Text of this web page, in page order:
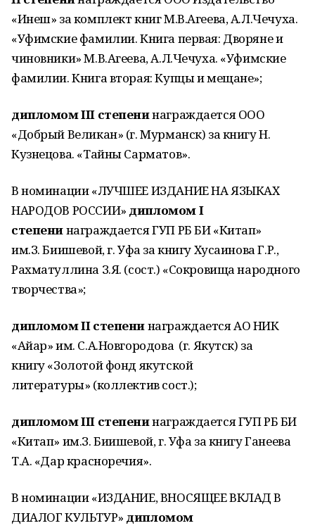
«Инеш» за комплект книг М.В.Агеева, А.Л.Чечуха.
«Уфимские фамилии. Книга первая: Дворяне и
чиновники» М.В.Агеева, А.Л.Чечуха. «Уфимские
фамилии. Книга вторая: Купцы и мещане»;
дипломом III степенинаграждается ООО
«Добрый Великан» (г. Мурманск) за книгу Н.
Кузнецова. «Тайны Сарматов».
В номинации «ЛУЧШЕЕ ИЗДАНИЕ НА ЯЗЫКАХ
НАРОДОВ РОССИИ» дипломом I
степенинаграждается ГУП РБ БИ «Китап»
им.З. Биишевой, г. Уфа за книгу Хусаинова Г.Р.,
Рахматуллина З.Я. (сост.) «Сокровища народного
творчества»;
дипломом II степенинаграждается АО НИК
«Айар» им. С.А.Новгородова (г. Якутск) за
книгу «Золотой фонд якутской
литературы» (коллектив сост.);
дипломом III степенинаграждается ГУП РБ БИ
«Китап» им.З. Биишевой, г. Уфа за книгу Ганеева
Т.А. «Дар красноречия».
В номинации «ИЗДАНИЕ, ВНОСЯЩЕЕ ВКЛАД В
ДИАЛОГ КУЛЬТУР» дипломом